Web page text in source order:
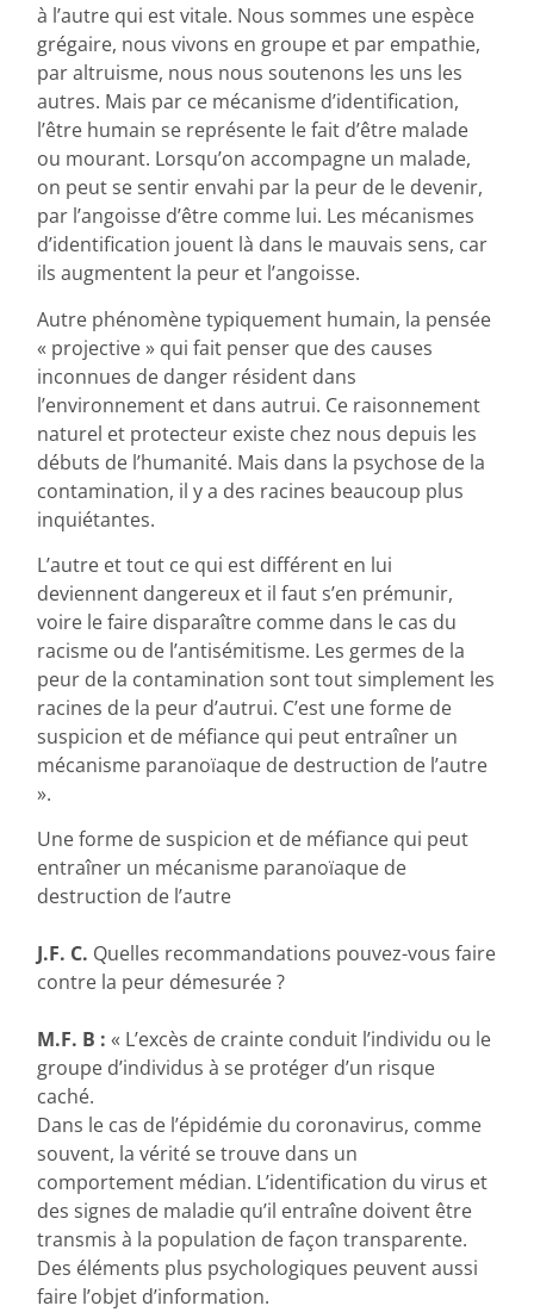
à l’autre qui est vitale. Nous sommes une espèce
grégaire, nous vivons en groupe et par empathie,
par altruisme, nous nous soutenons les uns les
autres. Mais par ce mécanisme d’identification,
l’être humain se représente le fait d’être malade
ou mourant. Lorsqu’on accompagne un malade,
on peut se sentir envahi par la peur de le devenir,
par l’angoisse d’être comme lui. Les mécanismes
d’identification jouent là dans le mauvais sens, car
ils augmentent la peur et l’angoisse.
Autre phénomène typiquement humain, la pensée
« projective » qui fait penser que des causes
inconnues de danger résident dans
l’environnement et dans autrui. Ce raisonnement
naturel et protecteur existe chez nous depuis les
débuts de l’humanité. Mais dans la psychose de la
contamination, il y a des racines beaucoup plus
inquiétantes.
L’autre et tout ce qui est différent en lui
deviennent dangereux et il faut s’en prémunir,
voire le faire disparaître comme dans le cas du
racisme ou de l’antisémitisme. Les germes de la
peur de la contamination sont tout simplement les
racines de la peur d’autrui. C’est une forme de
suspicion et de méfiance qui peut entraîner un
mécanisme paranoïaque de destruction de l’autre
».
Une forme de suspicion et de méfiance qui peut
entraîner un mécanisme paranoïaque de
destruction de l’autre
J.F. C. Quelles recommandations pouvez-vous faire
contre la peur démesurée ?
M.F. B :« L’excès de crainte conduit l’individu ou le
groupe d’individus à se protéger d’un risque
caché.
Dans le cas de l’épidémie du coronavirus, comme
souvent, la vérité se trouve dans un
comportement médian. L’identification du virus et
des signes de maladie qu’il entraîne doivent être
transmis à la population de façon transparente.
Des éléments plus psychologiques peuvent aussi
faire l’objet d’information.